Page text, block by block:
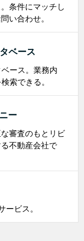
条件にマッチし
い合わせ。
ベース
ース。業務内
索できる。
ー
審査のもとリビ
不動産会社で
ビス。